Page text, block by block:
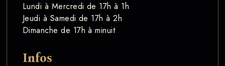
Lundi à Mercredi de 17h à 1h
Jeudi à Samedi de 17h à 2h
Dimanche de 17h à minuit
Infos